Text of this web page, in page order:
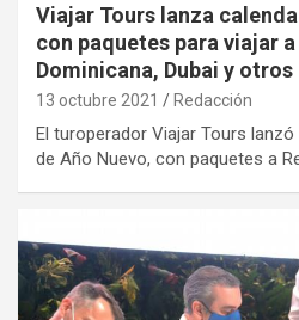
Viajar Tours lanza
con paquetes para viajar
Dominicana, Dubai y
13 octubre 2021 Redacción
El turoperador Viajar Tours
de Año Nuevo, con paquetes a